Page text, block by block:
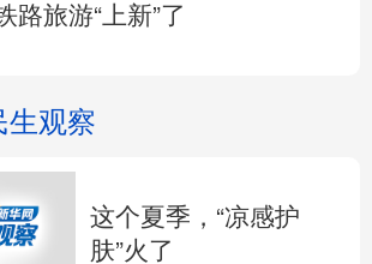
路旅游“上新”了
生观察
这个夏季，“凉感护
肤”火了